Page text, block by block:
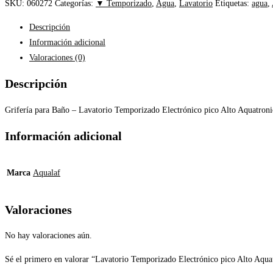
SKU: 060272 Categorías: ▼ Temporizado Agua Lavatorio Etiquetas: agua
Descripción
Información adicional
Valoraciones (0)
Descripción
Grifería para Baño – Lavatorio Temporizado Electrónico pico Alto
Información adicional
Marca Aqualaf
Valoraciones
No hay valoraciones aún.
Sé el primero en valorar “Lavatorio Temporizado Electrónico pico Alto